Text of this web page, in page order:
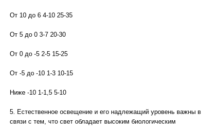
От 10 до 6 4-10 25-35
От 5 до 0 3-7 20-30
От 0 до -5 2-5 15-25
От -5 до -10 1-3 10-15
Ниже -10 1-1,5 5-10
5. Естественное освещение и его надлежащий уровень важны в
связи с тем, что свет обладает высоким биологическим